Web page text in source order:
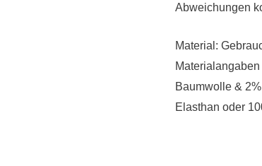
Abweichungen
Material:
Baumwolle &
Elasthan oder